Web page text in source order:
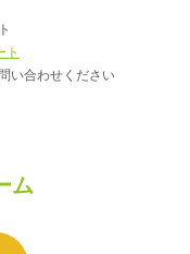
ト
い合わせください
ム